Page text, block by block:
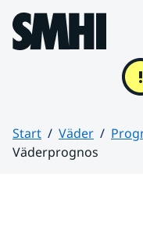
Hoppa till sidans innehåll
Start Väder
Väderprognos